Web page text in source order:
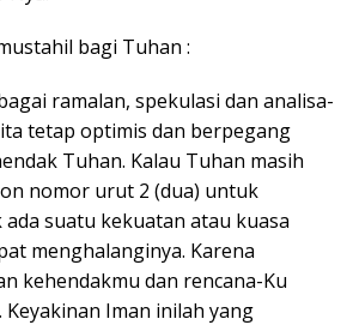
bagi Tuhan :
ramalan, spekulasi dan analisa-
tetap optimis dan berpegang
Tuhan. Kalau Tuhan masih
nomor urut 2 (dua) untuk
ada suatu kekuatan atau kuasa
menghalanginya. Karena
kehendakmu dan rencana-Ku
Iman inilah yang